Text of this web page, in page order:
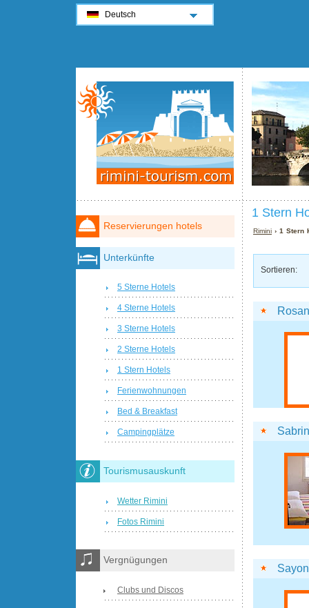
1 Stern
Rimini › 1 Stern
Sortieren:
Reservierungen hotels
Unterkünfte
5 Sterne Hotels
4 Sterne Hotels
3 Sterne Hotels
2 Sterne Hotels
1 Stern Hotels
Ferienwohnungen
Bed & Breakfast
Campingplätze
Tourismusauskunft
Wetter Rimini
Fotos Rimini
Vergnügungen
Clubs und Discos
Deutsch